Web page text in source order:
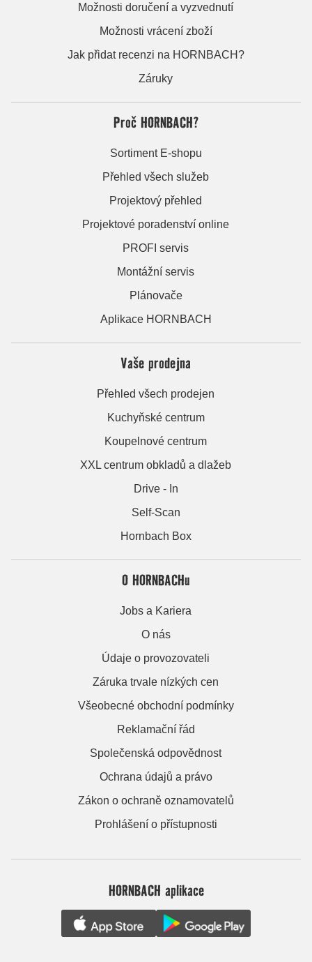
Možnosti doručení a vyzvednutí
Možnosti vrácení zboží
Jak přidat recenzi na HORNBACH?
Záruky
Proč HORNBACH?
Sortiment E-shopu
Přehled všech služeb
Projektový přehled
Projektové poradenství online
PROFI servis
Montážní servis
Plánovače
Aplikace HORNBACH
Vaše prodejna
Přehled všech prodejen
Kuchyňské centrum
Koupelnové centrum
XXL centrum obkladů a dlažeb
Drive - In
Self-Scan
Hornbach Box
O HORNBACHu
Jobs a Kariera
O nás
Údaje o provozovateli
Záruka trvale nízkých cen
Všeobecné obchodní podmínky
Reklamační řád
Společenská odpovědnost
Ochrana údajů a právo
Zákon o ochraně oznamovatelů
Prohlášení o přístupnosti
HORNBACH aplikace